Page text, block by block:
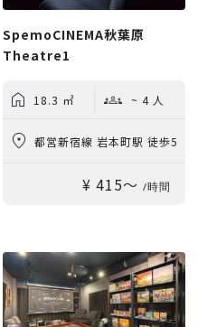
SpemoCINEMA秋葉原
Theatre1
18.3 ㎡ ~ 4 人
都営新宿線 岩本町駅 徒歩5
¥ 415〜 /時間